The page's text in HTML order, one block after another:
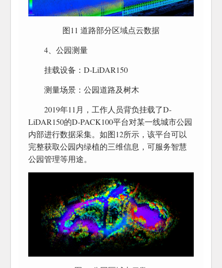
图11 道路部分区域点云数据
4、公园测量
挂载设备：D-LiDAR150
测量场景：公园道路及树木
2019年11月，工作人员背负挂载了D-
LiDAR150的D-PACK100平台对某一线城市公园
内部进行数据采集。如图12所示，该平台可以
完整获取公园内绿植的三维信息，可服务智慧
公园管理等用途。